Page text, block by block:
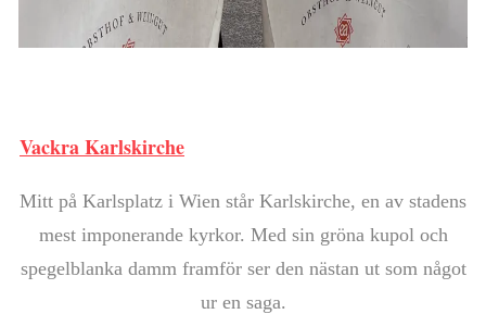
Vackra Karlskirche
Mitt på Karlsplatz i Wien står Karlskirche, en av stadens
mest imponerande kyrkor. Med sin gröna kupol och
spegelblanka damm framför ser den nästan ut som något
ur en saga.